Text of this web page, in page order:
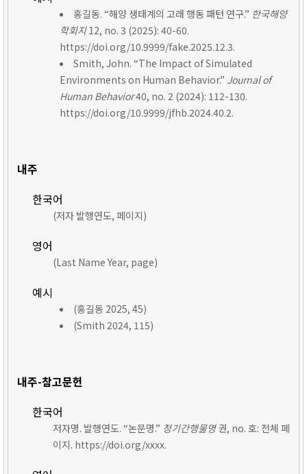
홍길동. “해양 생태계의 고래 행동 패턴 연구.” 한국해양
학회지12, no. 3 (2025): 40-60.
https://doi.org/10.9999/fake.2025.12.3.
Smith, John. “The Impact of Simulated
Environments on Human Behavior.” Journal of
Human Behavior40, no. 2 (2024): 112-130.
https://doi.org/10.9999/jfhb.2024.40.2.
내주
한국어
(저자 발행연도, 페이지)
영어
(Last Name Year, page)
예시
(홍길동 2025, 45)
(Smith 2024, 115)
내주-참고문헌
한국어
저자명. 발행연도. “논문명.” 정기간행물명권, no. 호: 전체 페
이지. https://doi.org/xxxx.